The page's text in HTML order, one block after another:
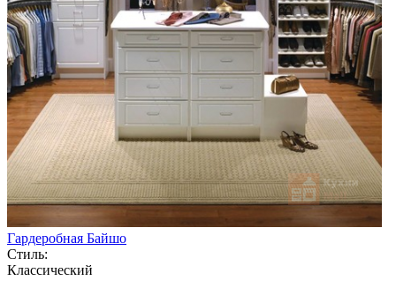
Гардеробная Байшо
Стиль:
Классический